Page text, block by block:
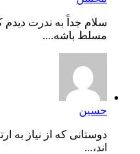
سلام جداً به ندرت
مسلط باشه....
حسین
دوستانی که از نیاز به
اند،...